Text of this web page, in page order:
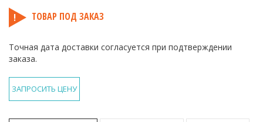
ТОВАР ПОД ЗАКАЗ
Точная дата доставки согласуется при подтверждении
заказа.
ЗАПРОСИТЬ ЦЕНУ